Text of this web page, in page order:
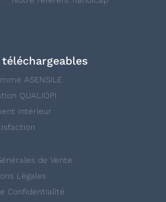
ASENSILE
QUALIOPI
intérieur
de Vente
Légales
Confidentialité